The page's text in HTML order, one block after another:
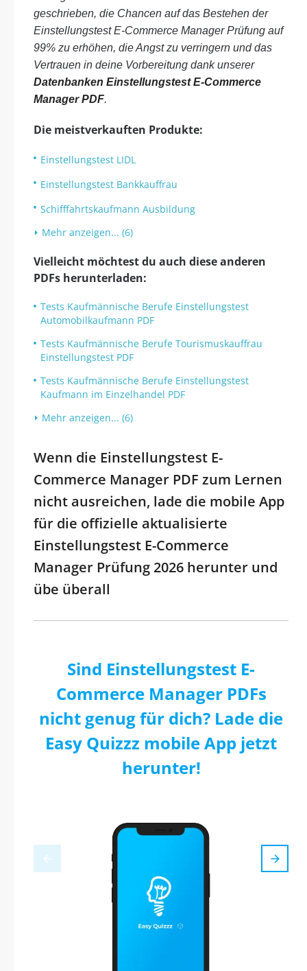
geschrieben, die Chancen auf das Bestehen der
Einstellungstest E-Commerce Manager Prüfung auf
99% zu erhöhen, die Angst zu verringern und das
Vertrauen in deine Vorbereitung dank unserer
Datenbanken Einstellungstest E-Commerce
Manager PDF.
Die meistverkauften Produkte:
Einstellungstest LIDL
Einstellungstest Bankkauffrau
Schifffahrtskaufmann Ausbildung
Mehr anzeigen... (6)
Vielleicht möchtest du auch diese anderen
PDFs herunterladen:
Tests Kaufmännische Berufe Einstellungstest
Automobilkaufmann PDF
Tests Kaufmännische Berufe Tourismuskauffrau
Einstellungstest PDF
Tests Kaufmännische Berufe Einstellungstest
Kaufmann im Einzelhandel PDF
Mehr anzeigen... (6)
Wenn die Einstellungstest E-
Commerce Manager PDF zum Lernen
nicht ausreichen, lade die mobile App
für die offizielle aktualisierte
Einstellungstest E-Commerce
Manager Prüfung 2026 herunter und
übe überall
Sind Einstellungstest E-
Commerce Manager PDFs
nicht genug für dich? Lade die
Easy Quizzz mobile App jetzt
herunter!